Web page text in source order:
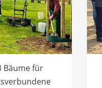
Bäume für